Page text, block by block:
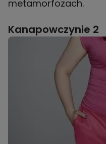
metamorfozach.
Kanapowczynie 2